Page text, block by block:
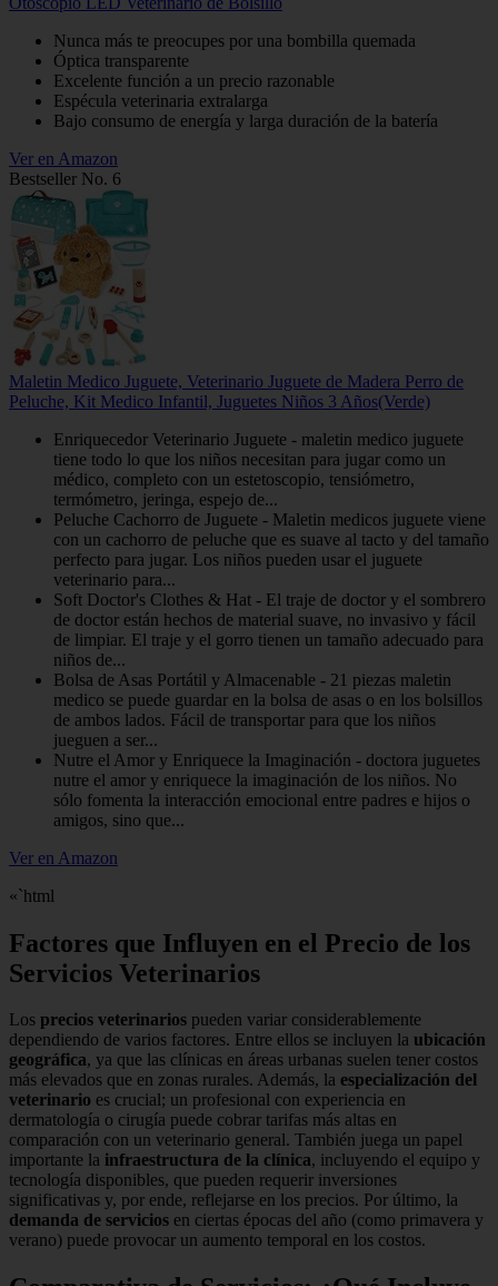
Nunca más te preocupes por una bombilla quemada
Óptica transparente
Excelente función a un precio razonable
Espécula veterinaria extralarga
Bajo consumo de energía y larga duración de la batería
Ver en Amazon
Bestseller No. 6
Maletin Medico Juguete, Veterinario Juguete de Madera Perro de
Peluche, Kit Medico Infantil, Juguetes Niños 3 Años(Verde)
Enriquecedor Veterinario Juguete - maletin medico juguete
tiene todo lo que los niños necesitan para jugar como un
médico, completo con un estetoscopio, tensiómetro,
termómetro, jeringa, espejo de...
Peluche Cachorro de Juguete - Maletin medicos juguete viene
con un cachorro de peluche que es suave al tacto y del tamaño
perfecto para jugar. Los niños pueden usar el juguete
veterinario para...
Soft Doctor's Clothes & Hat - El traje de doctor y el sombrero
de doctor están hechos de material suave, no invasivo y fácil
de limpiar. El traje y el gorro tienen un tamaño adecuado para
niños de...
Bolsa de Asas Portátil y Almacenable - 21 piezas maletin
medico se puede guardar en la bolsa de asas o en los bolsillos
de ambos lados. Fácil de transportar para que los niños
jueguen a ser...
Nutre el Amor y Enriquece la Imaginación - doctora juguetes
nutre el amor y enriquece la imaginación de los niños. No
sólo fomenta la interacción emocional entre padres e hijos o
amigos, sino que...
Ver en Amazon
«`html
Factores que Influyen en el Precio de los
Servicios Veterinarios
Los precios veterinarios pueden variar considerablemente
dependiendo de varios factores. Entre ellos se incluyen la ubicación
geográfica, ya que las clínicas en áreas urbanas suelen tener costos
más elevados que en zonas rurales. Además, la especialización del
veterinario es crucial; un profesional con experiencia en
dermatología o cirugía puede cobrar tarifas más altas en
comparación con un veterinario general. También juega un papel
importante la infraestructura de la clínica, incluyendo el equipo y
tecnología disponibles, que pueden requerir inversiones
significativas y, por ende, reflejarse en los precios. Por último, la
demanda de servicios en ciertas épocas del año (como primavera y
verano) puede provocar un aumento temporal en los costos.